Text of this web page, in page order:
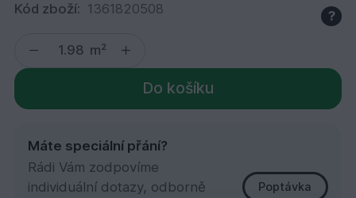
Kód zboží: 1361820508 ?
m²
Do košíku
Máte speciální přání?
Rádi Vám zodpovíme
individuální dotazy, odborně
Poptávka